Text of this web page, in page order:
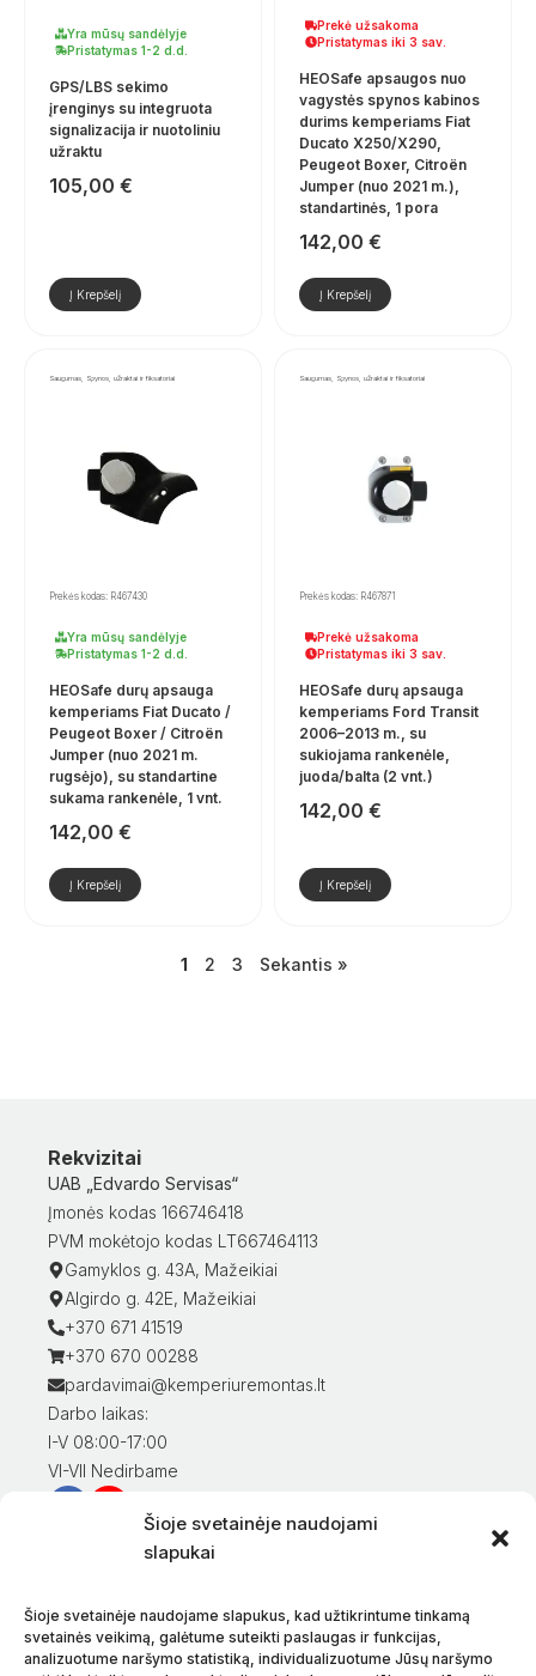
Šioje svetainėje naudojami
slapukai
Šioje svetainėje naudojame slapukus, kad užtikrintume tinkamą
svetainės veikimą, galėtume suteikti paslaugas ir funkcijas,
analizuotume naršymo statistiką, individualizuotume Jūsų naršymo
Yra mūsų sandėlyje
Pristatymas 1-2 d.d.
GPS/LBS sekimo
įrenginys su integruota
signalizacija ir nuotoliniu
užraktu
105,00 €
Į Krepšelį
Prekė užsakoma
Pristatymas iki 3 sav.
HEOSafe apsaugos nuo
vagystės spynos kabinos
durims kemperiams Fiat
Ducato X250/X290,
Peugeot Boxer, Citroën
Jumper (nuo 2021 m.),
standartinės, 1 pora
142,00 €
Į Krepšelį
Saugumas, Spynos, užraktai ir fiksatoriai
Prekės kodas: R467430
Yra mūsų sandėlyje
Pristatymas 1-2 d.d.
HEOSafe durų apsauga
kemperiams Fiat Ducato /
Peugeot Boxer / Citroën
Jumper (nuo 2021 m.
rugsėjo), su standartine
sukama rankenėle, 1 vnt.
142,00 €
Į Krepšelį
Saugumas, Spynos, užraktai ir fiksatoriai
Prekės kodas: R467871
Prekė užsakoma
Pristatymas iki 3 sav.
HEOSafe durų apsauga
kemperiams Ford Transit
2006–2013 m., su
sukiojama rankenėle,
juoda/balta (2 vnt.)
142,00 €
Į Krepšelį
1 2 3 Sekantis »
Rekvizitai
UAB „Edvardo Servisas“
Įmonės kodas 166746418
PVM mokėtojo kodas LT667464113
Gamyklos g. 43A, Mažeikiai
Algirdo g. 42E, Mažeikiai
+370 671 41519
+370 670 00288
pardavimai@kemperiuremontas.lt
Darbo laikas:
I-V 08:00-17:00
VI-VII Nedirbame
Informacija klientams
Prekių pristatymas
Prekių grąžinimas